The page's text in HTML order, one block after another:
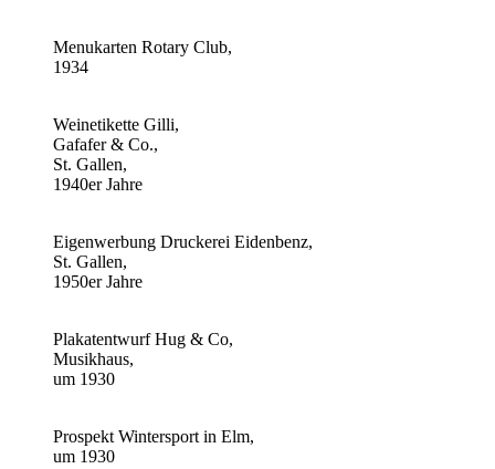
Menukarten Rotary Club,
1934
Weinetikette Gilli,
Gafafer & Co.,
St. Gallen,
1940er Jahre
Eigenwerbung Druckerei Eidenbenz,
St. Gallen,
1950er Jahre
Plakatentwurf Hug & Co,
Musikhaus,
um 1930
Prospekt Wintersport in Elm,
um 1930